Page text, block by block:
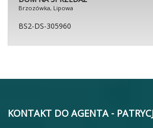
Brzozówka, Lipowa
BS2-DS-305960
KONTAKT DO AGENTA -